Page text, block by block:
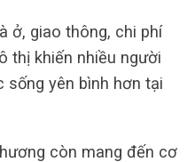
ở, giao thông, chi phí
thị khiến nhiều người
sống yên bình hơn tại
còn mang đến cơ